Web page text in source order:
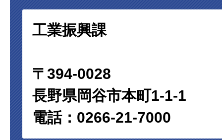
工業振興課
〒394-0028
長野県岡谷市本町1-1-1
電話：0266-21-7000